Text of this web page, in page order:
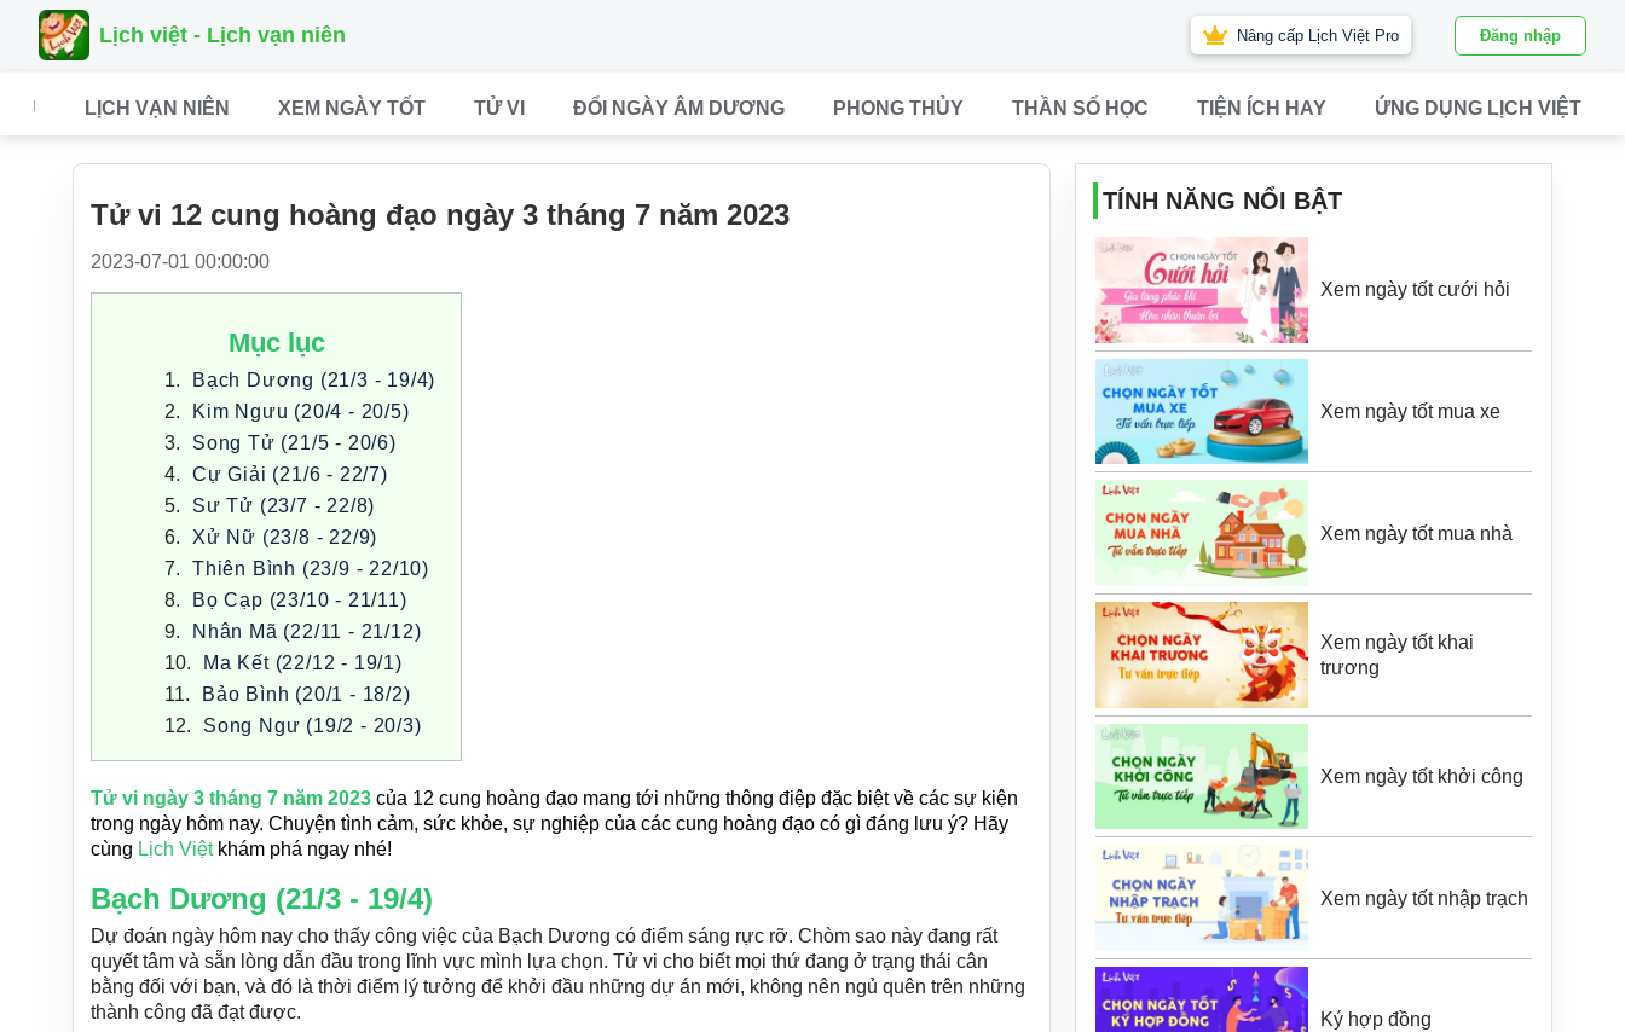
Lịch việt - Lịch vạn niên Nâng cấp Lịch Việt Pro Đăng nhập
LỊCH VẠN NIÊN XEM NGÀY TỐT TỬ VI ĐỔI NGÀY ÂM DƯƠNG PHONG THỦY THẦN SỐ HỌC TIỆN ÍCH HAY ỨNG DỤNG LỊCH VIỆT
Tử vi 12 cung hoàng đạo ngày 3 tháng 7 năm 2023
2023-07-01 00:00:00
Mục lục
Bạch Dương (21/3 - 19/4)
Kim Ngưu (20/4 - 20/5)
Song Tử (21/5 - 20/6)
Cự Giải (21/6 - 22/7)
Sư Tử (23/7 - 22/8)
Xử Nữ (23/8 - 22/9)
Thiên Bình (23/9 - 22/10)
Bọ Cạp (23/10 - 21/11)
Nhân Mã (22/11 - 21/12)
Ma Kết (22/12 - 19/1)
Bảo Bình (20/1 - 18/2)
Song Ngư (19/2 - 20/3)
Tử vi ngày 3 tháng 7 năm 2023 của 12 cung hoàng đạo mang tới những thông điệp đặc biệt về các sự kiện
trong ngày hôm nay. Chuyện tình cảm, sức khỏe, sự nghiệp của các cung hoàng đạo có gì đáng lưu ý? Hãy
cùng Lịch Việt khám phá ngay nhé!
Bạch Dương (21/3 - 19/4)
Dự đoán ngày hôm nay cho thấy công việc của Bạch Dương có điểm sáng rực rỡ. Chòm sao này đang rất
quyết tâm và sẵn lòng dẫn đầu trong lĩnh vực mình lựa chọn. Tử vi cho biết mọi thứ đang ở trạng thái cân
bằng đối với bạn, và đó là thời điểm lý tưởng để khởi đầu những dự án mới, không nên ngủ quên trên những
thành công đã đạt được.
TÍNH NĂNG NỔI BẬT
Xem ngày tốt cưới hỏi
Xem ngày tốt mua xe
Xem ngày tốt mua nhà
Xem ngày tốt khai
trương
Xem ngày tốt khởi công
Xem ngày tốt nhập trạch
Ký hợp đồng